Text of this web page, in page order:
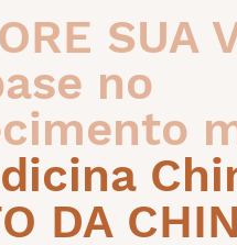
SUA
no
DA